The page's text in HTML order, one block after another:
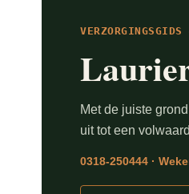
Met de juiste
uit tot een
0318-250444 ·